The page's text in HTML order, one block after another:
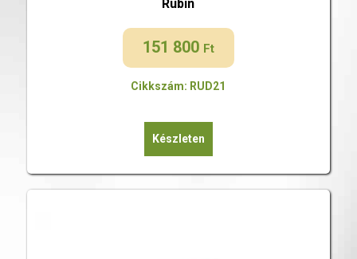
Rubin
151 800 Ft
Cikkszám: RUD21
Készleten